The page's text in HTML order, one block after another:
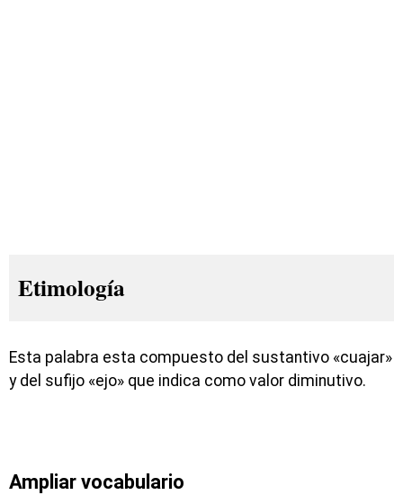
Etimología
Esta palabra esta compuesto del sustantivo «cuajar»
y del sufijo «ejo» que indica como valor diminutivo.
Ampliar vocabulario